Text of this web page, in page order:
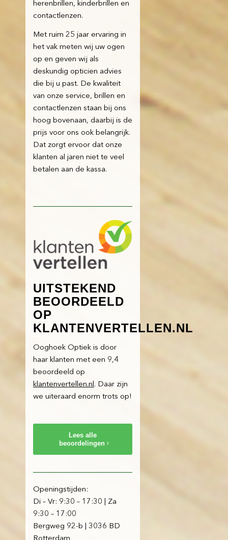
herenbrillen, kinderbrillen en
contactlenzen.
Met ruim 25 jaar ervaring in
het vak meten wij uw ogen
op en geven wij als
deskundig opticien advies
die bij u past. De kwaliteit
van onze service, brillen en
contactlenzen staan bij ons
hoog bovenaan, daarbij is de
prijs voor ons ook belangrijk.
Dat zorgt ervoor dat onze
klanten al jaren niet te veel
betalen aan de kassa.
UITSTEKEND
BEOORDEELD
OP
KLANTENVERTELLEN.NL
Ooghoek Optiek is door
haar klanten met een 9,4
beoordeeld op
klantenvertellen.nl . Daar zijn
we uiteraard enorm trots op!
Lees alle
beoordelingen
Openingstijden:
Di – Vr: 9:30 – 17:30 | Za
9:30 – 17:00
Bergweg 92-b | 3036 BD